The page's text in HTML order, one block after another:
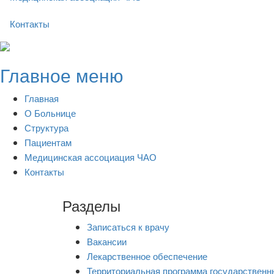
Контакты
Skip
content
Главное меню
Главная
О Больнице
Структура
Пациентам
Медицинская ассоциация ЧАО
Контакты
Разделы
Записаться к врачу
Вакансии
Лекарственное обеспечение
Территориальная программа